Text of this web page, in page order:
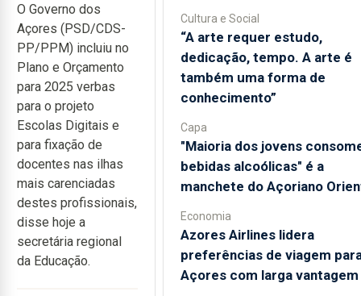
O Governo dos
Açores (PSD/CDS-
PP/PPM) incluiu no
Plano e Orçamento
para 2025 verbas
para o projeto
Escolas Digitais e
para fixação de
docentes nas ilhas
mais carenciadas
destes profissionais,
disse hoje a
secretária regional
da Educação.
Cultura e Social
“A arte requer estudo,
dedicação, tempo. A arte é
também uma forma de
conhecimento”
Capa
"Maioria dos jovens
bebidas alcoólicas" é a
manchete do Açoriano
Economia
Azores Airlines lidera
preferências de viagem
Açores com larga vantagem